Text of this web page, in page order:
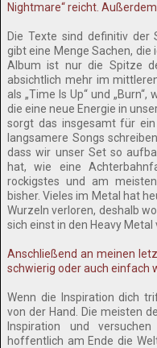
Nightmare“ reicht.
Die Texte sind definitiv der
gibt eine Menge Sachen, die
Album ist nur die Spitze
absichtlich mehr im
als „Time Is Up“ und
die eine neue Energie in
sorgt das insgesamt für
langsamere Songs
dass wir unser Set so
hat, wie eine
rockigstes und am
bisher. Vieles im Metal hat
Wurzeln verloren, deshalb
sich einst in den Heavy Metal
Anschließend an meinen
schwierig oder auch einfach
Wenn die Inspiration dich
von der Hand. Die meisten
Inspiration und
hoffentlich am Ende die